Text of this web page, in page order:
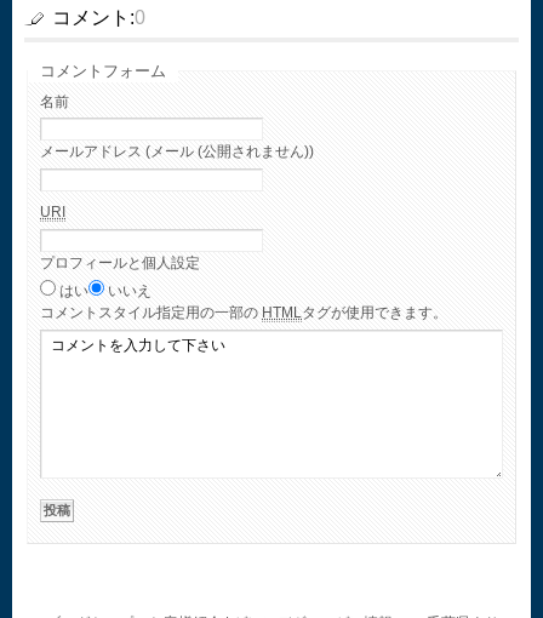
コメント:0
コメントフォーム
名前
メールアドレス (メール (公開されません))
URI
プロフィールと個人設定
はい
いいえ
コメント スタイル指定用の一部の HTMLタグが使用できます。